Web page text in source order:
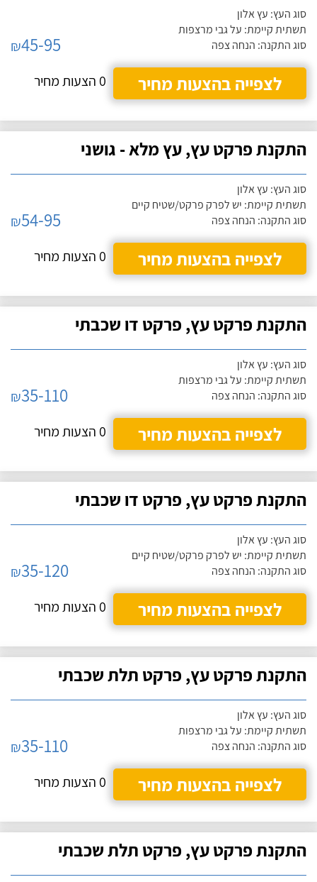
סוג העץ: עץ אלון
תשתית קיימת: על גבי מרצפות
סוג התקנה: הנחה צפה
₪45-95
לצפייה בהצעות מחיר
0 הצעות מחיר
התקנת פרקט עץ, עץ מלא - גושני
סוג העץ: עץ אלון
תשתית קיימת: יש לפרק פרקט/שטיח קיים
סוג התקנה: הנחה צפה
₪54-95
לצפייה בהצעות מחיר
0 הצעות מחיר
התקנת פרקט עץ, פרקט דו שכבתי
סוג העץ: עץ אלון
תשתית קיימת: על גבי מרצפות
סוג התקנה: הנחה צפה
₪35-110
לצפייה בהצעות מחיר
0 הצעות מחיר
התקנת פרקט עץ, פרקט דו שכבתי
סוג העץ: עץ אלון
תשתית קיימת: יש לפרק פרקט/שטיח קיים
סוג התקנה: הנחה צפה
₪35-120
לצפייה בהצעות מחיר
0 הצעות מחיר
התקנת פרקט עץ, פרקט תלת שכבתי
סוג העץ: עץ אלון
תשתית קיימת: על גבי מרצפות
סוג התקנה: הנחה צפה
₪35-110
לצפייה בהצעות מחיר
0 הצעות מחיר
התקנת פרקט עץ, פרקט תלת שכבתי